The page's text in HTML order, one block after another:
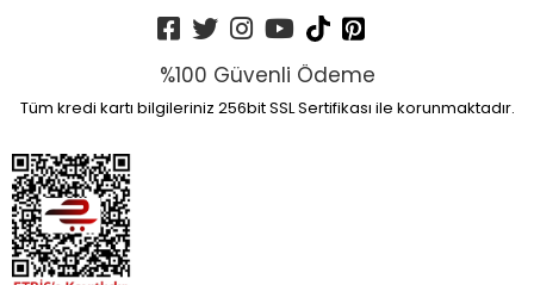
%100 Güvenli Ödeme
Tüm kredi kartı bilgileriniz 256bit SSL Sertifikası ile korunmaktadır.